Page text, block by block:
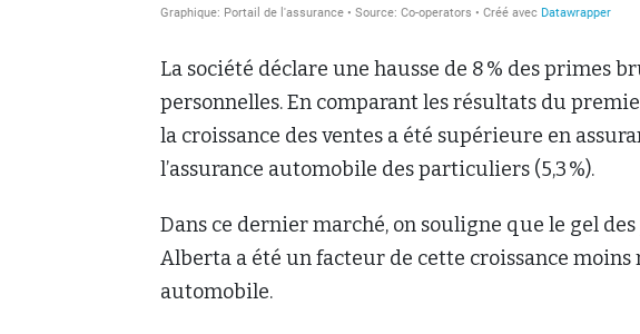
La société déclare une hausse de 8 % des primes
personnelles. En comparant les résultats du
la croissance des ventes a été supérieure en
l’assurance automobile des particuliers (5,3 %).
Dans ce dernier marché, on souligne que le gel
Alberta a été un facteur de cette croissance
automobile.